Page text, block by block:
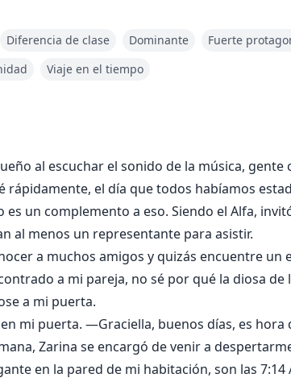
para que vuelva a ser un hombre lobo normal
de conseguirlo, ya que todas las mujeres
notan una fuerte atracción y sentimientos el
y redimirá a Romeo de su maldición o
Diferencia de clase Dominante Fuerte
Viaje en el tiempo
al escuchar el sonido de la música,
rápidamente, el día que todos habíamos
es un complemento a eso. Siendo el Alfa,
al menos un representante para asistir.
a muchos amigos y quizás encuentre
a mi pareja, no sé por qué la diosa
a mi puerta.
mi puerta. —Graciella, buenos días, es
Zarina se encargó de venir a
en la pared de mi habitación, son las